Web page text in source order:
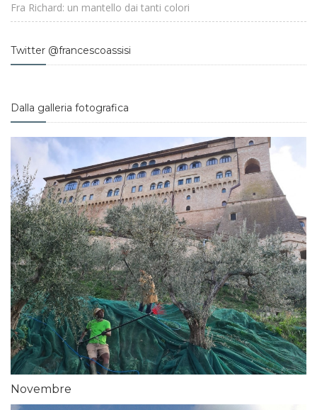
Fra Richard: un mantello dai tanti colori
Twitter @francescoassisi
Dalla galleria fotografica
Novembre